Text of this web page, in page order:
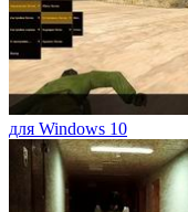
для Windows 10